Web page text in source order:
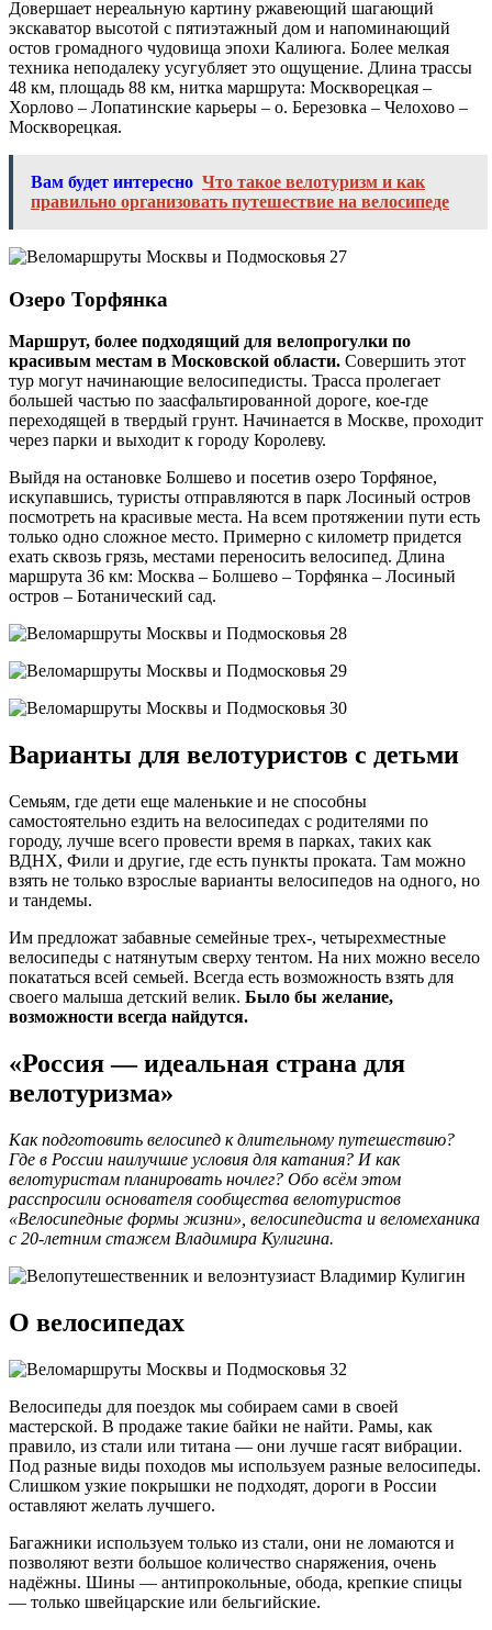
Довершает нереальную картину ржавеющий шагающий
экскаватор высотой с пятиэтажный дом и напоминающий
остов громадного чудовища эпохи Калиюга. Более мелкая
техника неподалеку усугубляет это ощущение. Длина трассы
48 км, площадь 88 км, нитка маршрута: Москворецкая –
Хорлово – Лопатинские карьеры – о. Березовка – Челохово –
Москворецкая.
Вам будет интересно Что такое велотуризм и как
правильно организовать путешествие на велосипеде
Озеро Торфянка
Маршрут, более подходящий для велопрогулки по
красивым местам в Московской области. Совершить этот
тур могут начинающие велосипедисты. Трасса пролегает
большей частью по заасфальтированной дороге, кое-где
переходящей в твердый грунт. Начинается в Москве, проходит
через парки и выходит к городу Королеву.
Выйдя на остановке Болшево и посетив озеро Торфяное,
искупавшись, туристы отправляются в парк Лосиный остров
посмотреть на красивые места. На всем протяжении пути есть
только одно сложное место. Примерно с километр придется
ехать сквозь грязь, местами переносить велосипед. Длина
маршрута 36 км: Москва – Болшево – Торфянка – Лосиный
остров – Ботанический сад.
Варианты для велотуристов с детьми
​​​​​Семьям, где дети еще маленькие и не способны
самостоятельно ездить на велосипедах с родителями по
городу, лучше всего провести время в парках, таких как
ВДНХ, Фили и другие, где есть пункты проката. Там можно
взять не только взрослые варианты велосипедов на одного, но
и тандемы.
Им предложат забавные семейные трех-, четырехместные
велосипеды с натянутым сверху тентом. На них можно весело
покататься всей семьей. Всегда есть возможность взять для
своего малыша детский велик. Было бы желание,
возможности всегда найдутся.
«Россия — идеальная страна для
велотуризма»
Как подготовить велосипед к длительному путешествию?
Где в России наилучшие условия для катания? И как
велотуристам планировать ночлег? Обо всём этом
расспросили основателя сообщества велотуристов
«Велосипедные формы жизни», велосипедиста и веломеханика
с 20-летним стажем Владимира Кулигина.
О велосипедах
Велосипеды для поездок мы собираем сами в своей
мастерской. В продаже такие байки не найти. Рамы, как
правило, из стали или титана — они лучше гасят вибрации.
Под разные виды походов мы используем разные велосипеды.
Слишком узкие покрышки не подходят, дороги в России
оставляют желать лучшего.
Багажники используем только из стали, они не ломаются и
позволяют везти большое количество снаряжения, очень
надёжны. Шины — антипрокольные, обода, крепкие спицы
— только швейцарские или бельгийские.